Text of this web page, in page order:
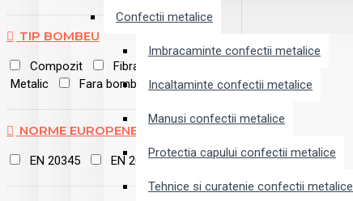
Confectii metalice
Imbracaminte confectii metalice
Incaltaminte confectii metalice
Manusi confectii metalice
Protectia capului confectii metalice
Tehnice si curatenie confectii metalice
TIP BOMBEU
Compozit
Fibra de sticla
Metalic
Fara bombeu
NORME EUROPENE
EN 20345 EN 20347